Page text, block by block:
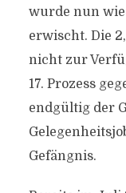
wurde nun
erwischt. Die
nicht zur
17. Prozess
endgültig der
Gefängnis.